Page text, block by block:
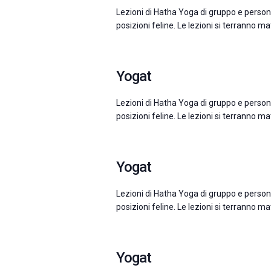
Lezioni di Hatha Yoga di gruppo e
posizioni feline. Le lezioni si terranno
Yogat
Lezioni di Hatha Yoga di gruppo e
posizioni feline. Le lezioni si terranno
Yogat
Lezioni di Hatha Yoga di gruppo e
posizioni feline. Le lezioni si terranno
Yogat